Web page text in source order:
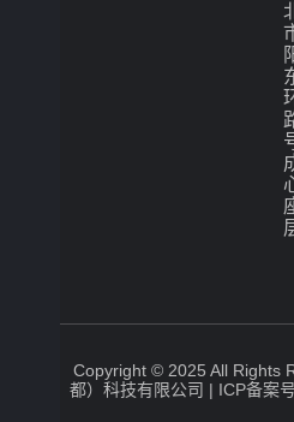
Copyright © 2025 All Rights
都）科技有限公司 | ICP备案